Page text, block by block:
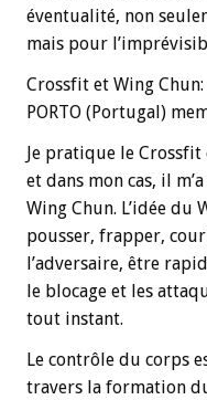
éventualité, non
mais pour
Crossfit et Wing Chun:
PORTO (Portugal)
Je pratique le
et dans mon cas, il
Wing Chun. L’idée
pousser, frapper,
l’adversaire, être
le blocage et les
tout instant.
Le contrôle du corps
travers la formation